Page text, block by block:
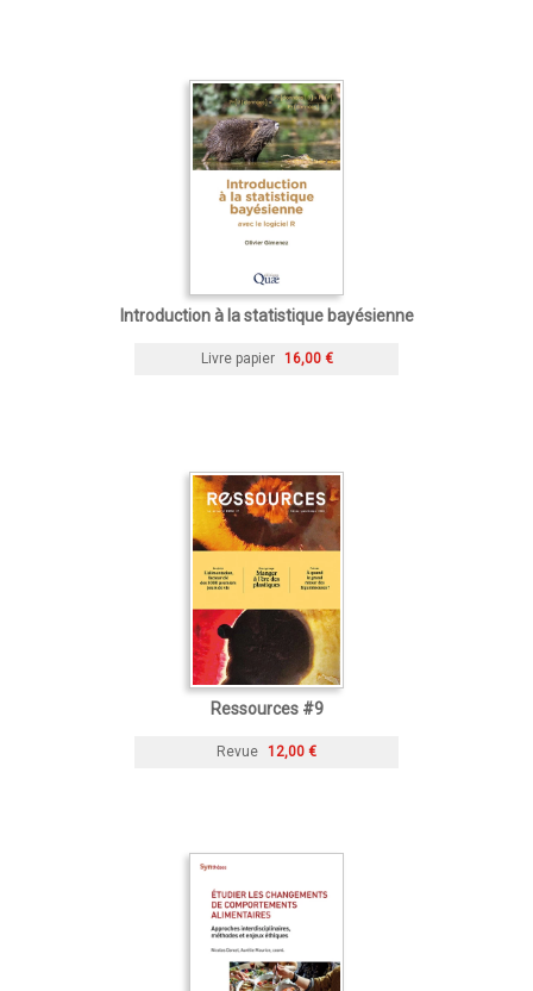
Introduction à la statistique bayésienne
Livre papier 16,00 €
Ressources #9
Revue 12,00 €